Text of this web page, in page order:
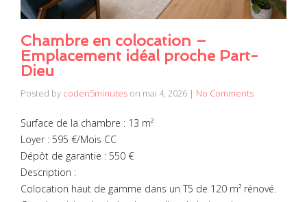
Chambre en colocation –
Emplacement idéal proche Part-
Dieu
Posted by coden5minutes on mai 4, 2026 | No Comments
Surface de la chambre : 13 m²
Loyer : 595 €/Mois CC
Dépôt de garantie : 550 €
Description :
Colocation haut de gamme dans un T5 de 120 m² rénové.